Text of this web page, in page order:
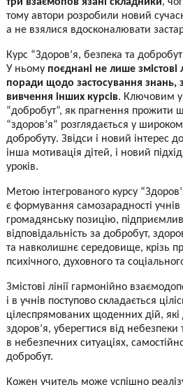
тому автори розробили новий
а не взялися вдосконалювати
Курс “Здоров’я, безпека та
У ньому поєднані не лише змістові
поради щодо застосування знань,
вивчення інших курсів. Ключовим у
“добробут”, як прагнення прожити
“здоров’я” розглядається у
добробуту. Звідси і новий інтерес
інша мотивація дітей, і новий
уроків.
Метою інтегрованого курсу
є формування самозарадності учнів
громадянську позицію,
відповідальність за добробут,
та навколишнє середовище, крізь
психічного, духовного та
Змістові лінії гармонійно
і в учнів поступово складається
цілеспрямованих щоденних дій,
здоров’я, уберегтися від небезпеки
в небезпечних ситуаціях,
добробут.
Кожен учитель може успішно